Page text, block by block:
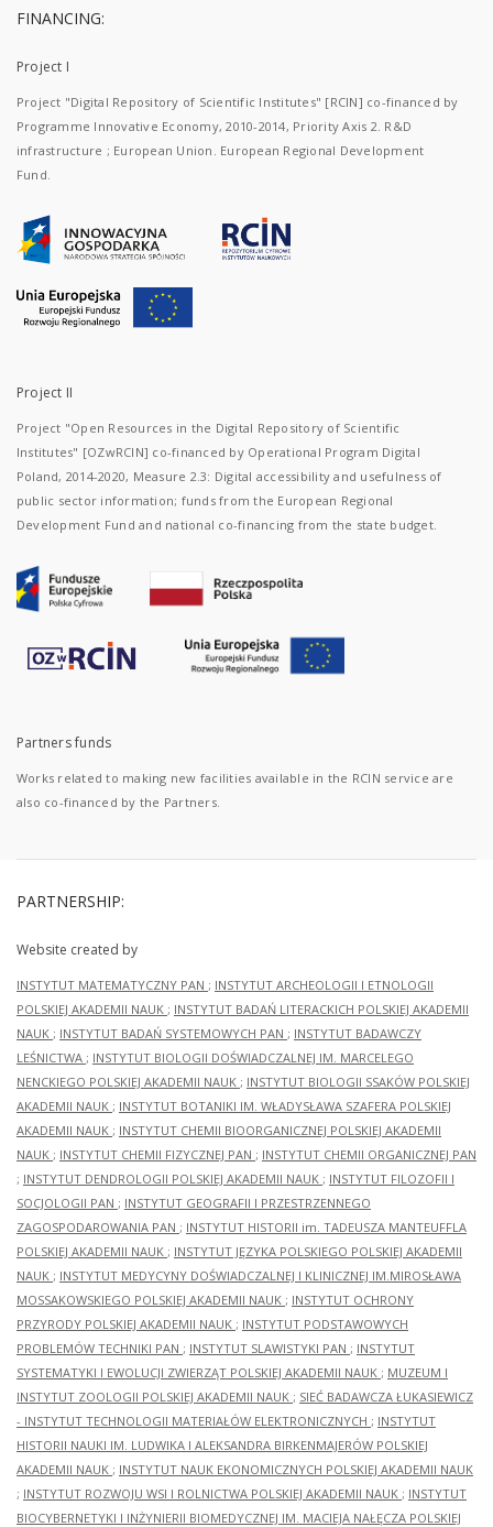
FINANCING:
Project I
Project "Digital Repository of Scientific Institutes" [RCIN] co-financed by
Programme Innovative Economy, 2010-2014, Priority Axis 2. R&D
infrastructure ; European Union. European Regional Development
Fund.
Project II
Project "Open Resources in the Digital Repository of Scientific
Institutes" [OZwRCIN] co-financed by Operational Program Digital
Poland, 2014-2020, Measure 2.3: Digital accessibility and usefulness of
public sector information; funds from the European Regional
Development Fund and national co-financing from the state budget.
Partners funds
Works related to making new facilities available in the RCIN service are
also co-financed by the Partners.
PARTNERSHIP:
Website created by
INSTYTUT MATEMATYCZNY PAN ; INSTYTUT ARCHEOLOGII I ETNOLOGII
POLSKIEJ AKADEMII NAUK ; INSTYTUT BADAŃ LITERACKICH POLSKIEJ AKADEMII
NAUK ; INSTYTUT BADAŃ SYSTEMOWYCH PAN ; INSTYTUT BADAWCZY
LEŚNICTWA ; INSTYTUT BIOLOGII DOŚWIADCZALNEJ IM. MARCELEGO
NENCKIEGO POLSKIEJ AKADEMII NAUK ; INSTYTUT BIOLOGII SSAKÓW POLSKIEJ
AKADEMII NAUK ; INSTYTUT BOTANIKI IM. WŁADYSŁAWA SZAFERA POLSKIEJ
AKADEMII NAUK ; INSTYTUT CHEMII BIOORGANICZNEJ POLSKIEJ AKADEMII
NAUK ; INSTYTUT CHEMII FIZYCZNEJ PAN ; INSTYTUT CHEMII ORGANICZNEJ PAN
; INSTYTUT DENDROLOGII POLSKIEJ AKADEMII NAUK ; INSTYTUT FILOZOFII I
SOCJOLOGII PAN ; INSTYTUT GEOGRAFII I PRZESTRZENNEGO
ZAGOSPODAROWANIA PAN ; INSTYTUT HISTORII im. TADEUSZA MANTEUFFLA
POLSKIEJ AKADEMII NAUK ; INSTYTUT JĘZYKA POLSKIEGO POLSKIEJ AKADEMII
NAUK ; INSTYTUT MEDYCYNY DOŚWIADCZALNEJ I KLINICZNEJ IM.MIROSŁAWA
MOSSAKOWSKIEGO POLSKIEJ AKADEMII NAUK ; INSTYTUT OCHRONY
PRZYRODY POLSKIEJ AKADEMII NAUK ; INSTYTUT PODSTAWOWYCH
PROBLEMÓW TECHNIKI PAN ; INSTYTUT SLAWISTYKI PAN ; INSTYTUT
SYSTEMATYKI I EWOLUCJI ZWIERZĄT POLSKIEJ AKADEMII NAUK ; MUZEUM I
INSTYTUT ZOOLOGII POLSKIEJ AKADEMII NAUK ; SIEĆ BADAWCZA ŁUKASIEWICZ
- INSTYTUT TECHNOLOGII MATERIAŁÓW ELEKTRONICZNYCH ; INSTYTUT
HISTORII NAUKI IM. LUDWIKA I ALEKSANDRA BIRKENMAJERÓW POLSKIEJ
AKADEMII NAUK ; INSTYTUT NAUK EKONOMICZNYCH POLSKIEJ AKADEMII NAUK
; INSTYTUT ROZWOJU WSI I ROLNICTWA POLSKIEJ AKADEMII NAUK ; INSTYTUT
BIOCYBERNETYKI I INŻYNIERII BIOMEDYCZNEJ IM. MACIEJA NAŁĘCZA POLSKIEJ